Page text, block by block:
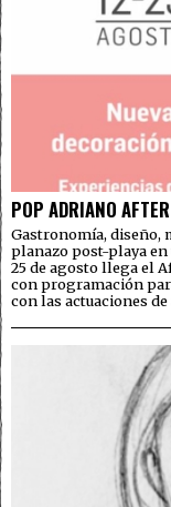
POP ADRIANO
Gastronomía, diseño,
planazo post-playa en
25 de agosto llega el
con programación
con las actuaciones